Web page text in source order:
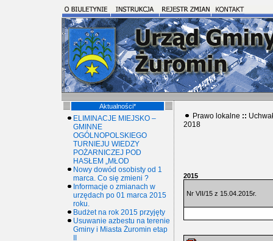
Aktualności*
ELIMINACJE MIEJSKO –
GMINNE
OGÓLNOPOLSKIEGO
TURNIEJU WIEDZY
POŻARNICZEJ POD
HASŁEM „MŁOD
Nowy dowód osobisty od 1
marca. Co się zmieni ?
Informacje o zmianach w
urzędach po 01 marca 2015
roku.
Budżet na rok 2015 przyjęty
Usuwanie azbestu na terenie
Gminy i Miasta Żuromin etap
Prawo lokalne ::
2018
2015
Nr VII/15 z 15.04.2015r.